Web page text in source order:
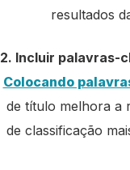
resultados
2. Incluir palavras-
Colocando
de título melhora a
de classificação